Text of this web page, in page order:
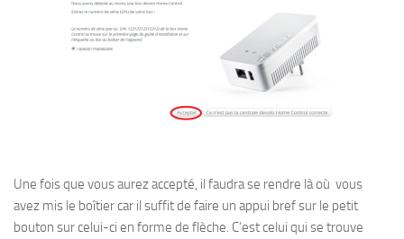
Une fois que vous aurez accepté, il faudra se rendre là où vous
avez mis le boîtier car il suffit de faire un appui bref sur le petit
bouton sur celui-ci en forme de flèche. C’est celui qui se trouve